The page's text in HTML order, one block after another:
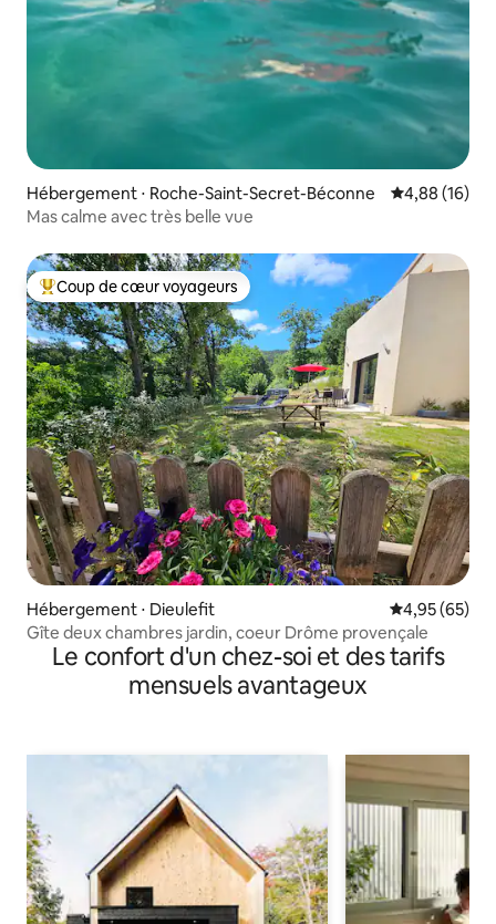
Hébergement ⋅ Roche-Saint-Secret-Béconne Évaluation
4,88 (16)
Mas calme avec très belle vue
Coups de cœur voyageurs les plus appréciés
Coup de cœur voyageurs
Hébergement ⋅ Dieulefit Évaluation
4,95 (65)
Gîte deux chambres jardin, coeur Drôme provençale
Le confort d'un chez-soi et des tarifs
mensuels avantageux